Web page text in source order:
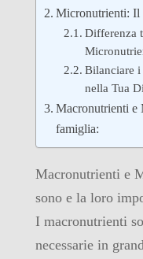
Micronutrienti: Il
Differenza
Bilanciare
nella Tua
Macronutrienti e
famiglia:
Macronutrienti e
sono e la loro
I macronutrienti
necessarie in